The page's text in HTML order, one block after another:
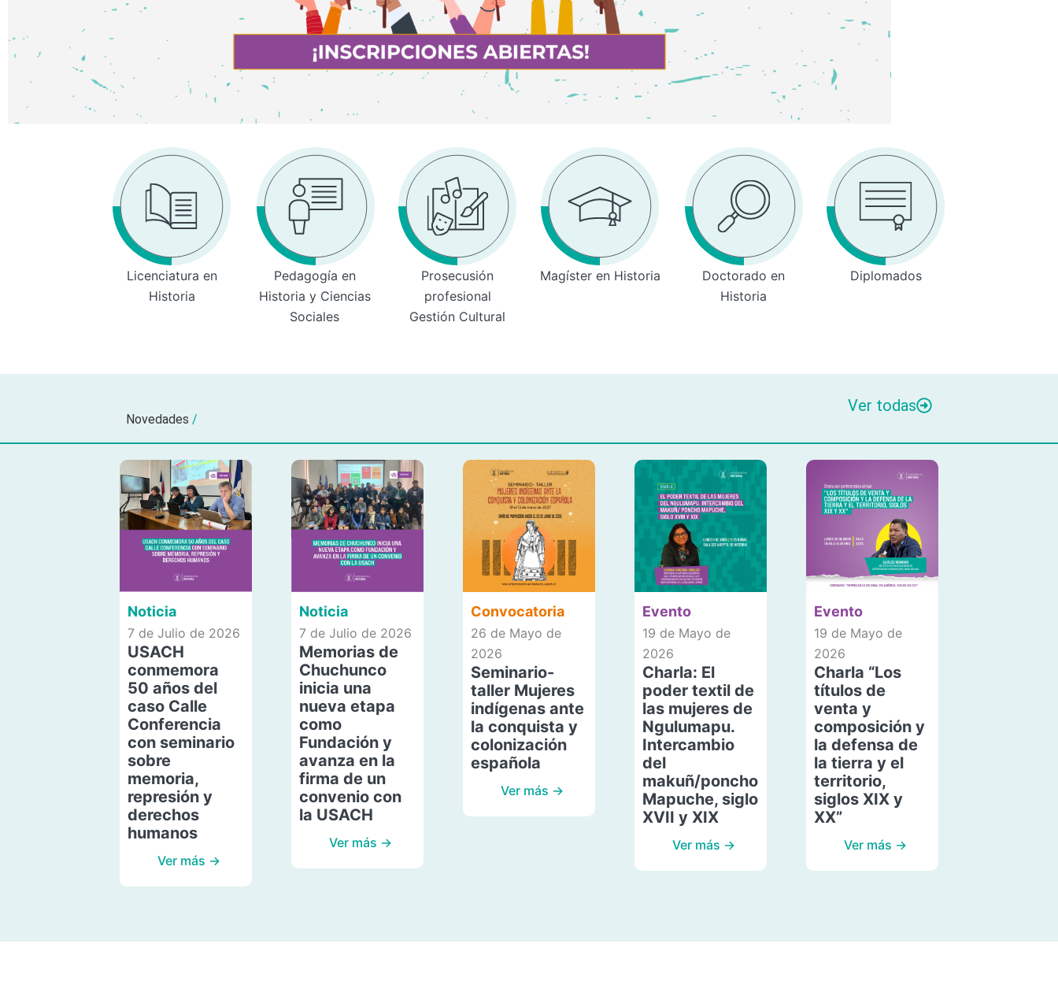
Licenciatura en
Historia
Pedagogía en
Historia y Ciencias
Sociales
Prosecusión
profesional
Gestión Cultural
Magíster en Historia
Doctorado en
Historia
Diplomados
Novedades /
Ver todas
Noticia
7 de Julio de 2026
USACH
conmemora
50 años del
caso Calle
Conferencia
con seminario
sobre
memoria,
represión y
derechos
humanos
Ver más →
Noticia
7 de Julio de 2026
Memorias de
Chuchunco
inicia una
nueva etapa
como
Fundación y
avanza en la
firma de un
convenio con
la USACH
Ver más →
Convocatoria
26 de Mayo de
2026
Seminario-
taller Mujeres
indígenas ante
la conquista y
colonización
española
Ver más →
Evento
19 de Mayo de
2026
Charla: El
poder textil de
las mujeres de
Ngulumapu.
Intercambio
del
makuñ/poncho
Mapuche, siglo
XVII y XIX
Ver más →
Evento
19 de Mayo de
2026
Charla “Los
títulos de
venta y
composición y
la defensa de
la tierra y el
territorio,
siglos XIX y
XX”
Ver más →